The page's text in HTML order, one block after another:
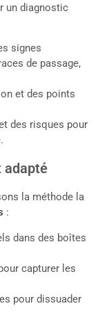
un diagnostic
signes
de passage,
et des points
des risques pour
adapté
la méthode la
:
dans des boîtes
capturer les
pour dissuader